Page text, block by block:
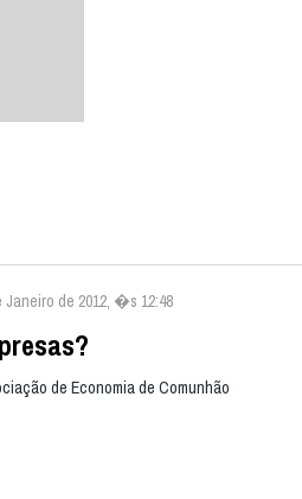
Janeiro de 2012, �s 12:48
de Economia de Comunhão